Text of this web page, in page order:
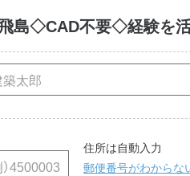
飛島◇CAD不要◇経験を
住所は自動入力
郵便番号がわからな